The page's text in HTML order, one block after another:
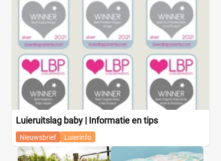
Luieruitslag baby | Informatie en tips
Nieuwsbrief Luierinfo